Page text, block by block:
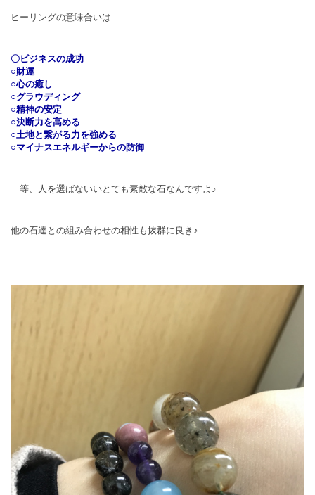
ヒーリングの意味合いは
〇ビジネスの成功
○財運
○心の癒し
○グラウディング
○精神の安定
○決断力を高める
○土地と繋がる力を強める
○マイナスエネルギーからの防御
等、人を選ばないいとても素敵な石なんですよ♪
他の石達との組み合わせの相性も抜群に良き♪